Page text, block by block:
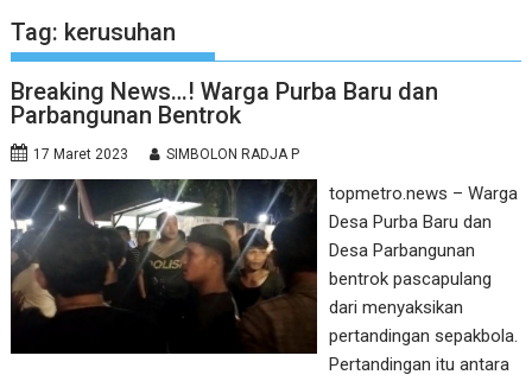
Tag: kerusuhan
Breaking News…! Warga Purba Baru dan
Parbangunan Bentrok
17 Maret 2023 SIMBOLON RADJA P
topmetro.news – Warga
Desa Purba Baru dan
Desa Parbangunan
bentrok pascapulang
dari menyaksikan
pertandingan sepakbola.
Pertandingan itu antara